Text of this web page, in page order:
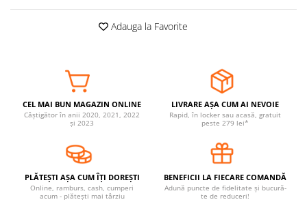
Cuburi magnetice JollyHeap®
Rechizite scolare
LEGO
Stickere decorative
Covorase de joaca
Adauga la Favorite
CEL MAI BUN MAGAZIN ONLINE
Câștigător în anii 2020, 2021, 2022
și 2023
LIVRARE AȘA CUM AI NEVOIE
Rapid, în locker sau acasă, gratuit
peste 279 lei*
PLĂTEȘTI AȘA CUM ÎȚI DOREȘTI
Online, ramburs, cash, cumperi
acum - plătești mai târziu
BENEFICII LA FIECARE COMANDĂ
Adună puncte de fidelitate și bucură-
te de reduceri!